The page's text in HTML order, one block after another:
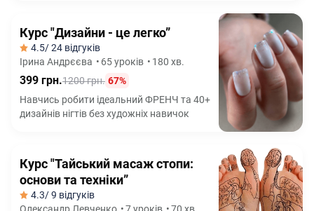
Курс "Дизайни - це легко”
4.5/ 24 відгуків
Ірина Андрєєва • 65 уроків • 180 хв.
399 грн.1200 грн. 67%
Навчись робити ідеальний ФРЕНЧ та 40+
дизайнів нігтів без художніх навичок
Курс "Тайський масаж стопи:
основи та техніки”
4.3/ 9 відгуків